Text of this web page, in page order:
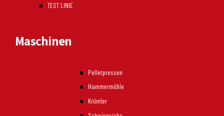
TEST LINIE
Maschinen
Pelletpressen
Hammermühle
Krümler